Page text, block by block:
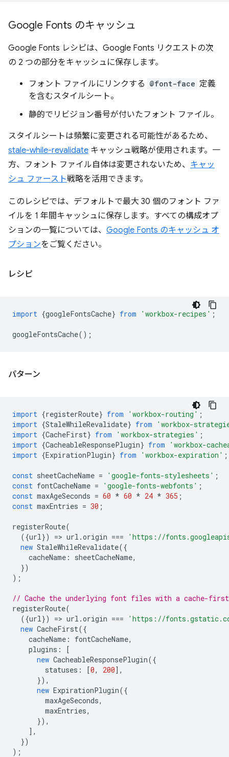
Google Fonts のキャッシュ
Google Fonts レシピは、Google Fonts リクエストの次
の 2 つの部分をキャッシュに保存します。
フォント ファイルにリンクする @font-face 定義
を含むスタイルシート。
静的でリビジョン番号が付いたフォント ファイル。
スタイルシートは頻繁に変更される可能性があるため、
stale-while-revalidate キャッシュ戦略が使用されます。一
方、フォント ファイル自体は変更されないため、 キャッ
シュ ファースト戦略を活用できます。
このレシピでは、デフォルトで最大 30 個のフォント ファ
イルを 1 年間キャッシュに保存します。すべての構成オプ
ションの一覧については、 Google Fonts のキャッシュ オ
プションをご覧ください。
レシピ
import {googleFontsCache} from 'workbox-recipes' ;
googleFontsCache();
パターン
import {registerRoute} from 'workbox-routing' ;
import {StaleWhileRevalidate} from
'workbox-
import {CacheFirst} from 'workbox-strategies' ;
import {CacheableResponsePlugin} from
'workbox-
import {ExpirationPlugin} from 'workbox-expiration' ;
const sheetCacheName = 'google-fonts-stylesheets' ;
const fontCacheName = 'google-fonts-webfonts' ;
const maxAgeSeconds = 60 * 60 * 24 * 365 ;
const maxEntries = 30 ;
registerRoute(
({url}) => url .origin ===
'https://
new StaleWhileRevalidate({
cacheName : sheetCacheName,
})
);
// Cache the underlying font files with a cache-
registerRoute(
({url}) => url .origin ===
'https://
new CacheFirst({
cacheName : fontCacheName,
plugins :
[
new CacheableResponsePlugin({
statuses : [0, 200],
}),
new ExpirationPlugin({
maxAgeSeconds,
maxEntries,
}),
],
})
);